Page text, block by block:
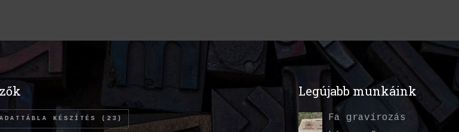
ADATTÁBLA KÉSZÍTÉS (23)
Legújabb munkáink
Fa gravírozás